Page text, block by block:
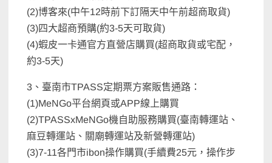
(2)博客來(中午12時前下訂隔天中午前超商取貨)
(3)四大超商預購(約3-5天可取貨)
(4)蝦皮一卡通官方直營店購買(超商取貨或宅配，
約3-5天)
3、臺南市TPASS定期票方案販售通路：
(1)MeNGo平台網頁或APP線上購買
(2)TPASSxMeNGo機自助服務購買(臺南轉運站、
麻豆轉運站、關廟轉運站及新營轉運站)
(3)7-11各門市ibon操作購買(手續費25元，操作步